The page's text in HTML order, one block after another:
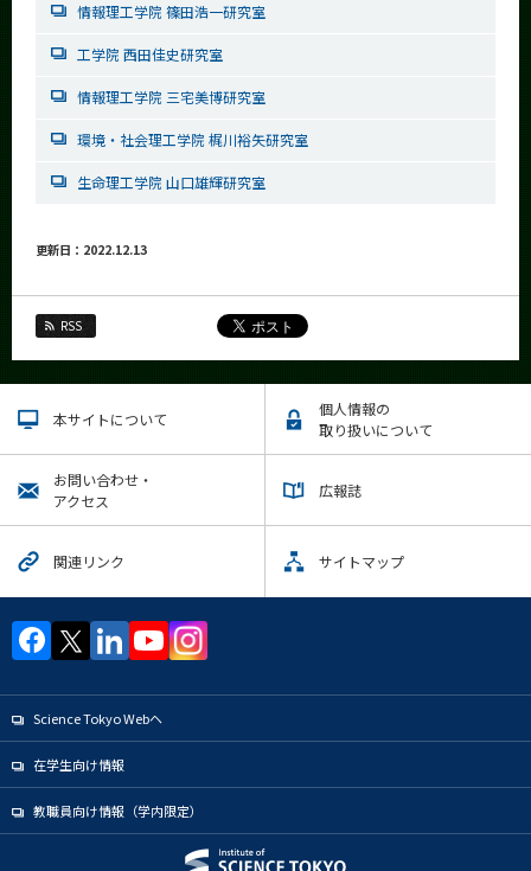
情報理工学院 篠田浩一研究室
工学院 西田佳史研究室
情報理工学院 三宅美博研究室
環境・社会理工学院 梶川裕矢研究室
生命理工学院 山口雄輝研究室
更新日：2022.12.13
RSS
本サイトについて
個人情報の
取り扱いについて
お問い合わせ・
アクセス
広報誌
関連リンク サイトマップ
Science Tokyo Webヘ
在学生向け情報
教職員向け情報（学内限定）